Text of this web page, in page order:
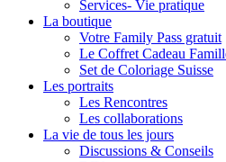
Services- Vie pratique
La boutique
Votre Family Pass gratuit
Le Coffret Cadeau
Set de Coloriage Suisse
Les portraits
Les Rencontres
Les collaborations
La vie de tous les jours
Discussions & Conseils